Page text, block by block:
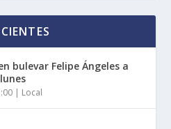
bulevar Felipe Ángeles a
Local